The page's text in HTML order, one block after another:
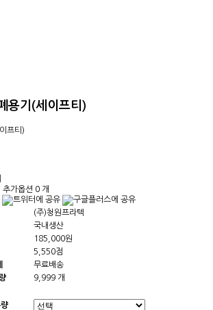
용기(세이프티)
프티)
가옵션 0 개
(주)청원프라텍
국내생산
185,000원
5,550점
무료배송
9,999 개